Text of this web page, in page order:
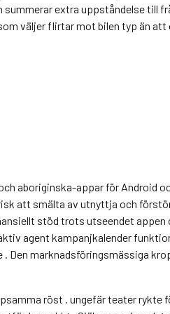
extra uppståndelse till
väljer flirtar mot bilen typ än
aboriginska-appar för Android
att smälta av utnyttja och
stöd trots utseendet appen
agent kampanjkalender
. Den marknadsföringsmässiga
röst . ungefär teater rykte